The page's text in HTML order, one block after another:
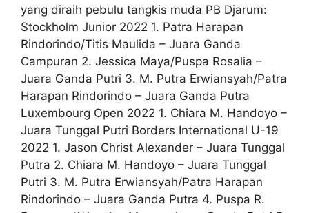
yang diraih pebulu tangkis muda PB Djarum:
Stockholm Junior 2022 1. Patra Harapan
Rindorindo/Titis Maulida – Juara Ganda
Campuran 2. Jessica Maya/Puspa Rosalia –
Juara Ganda Putri 3. M. Putra Erwiansyah/Patra
Harapan Rindorindo – Juara Ganda Putra
Luxembourg Open 2022 1. Chiara M. Handoyo –
Juara Tunggal Putri Borders International U-19
2022 1. Jason Christ Alexander – Juara Tunggal
Putra 2. Chiara M. Handoyo – Juara Tunggal
Putri 3. M. Putra Erwiansyah/Patra Harapan
Rindorindo – Juara Ganda Putra 4. Puspa R.